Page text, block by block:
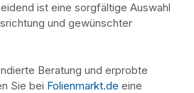
ist eine sorgfältige Auswahl
und gewünschter
Beratung und erprobte
Sie bei Folienmarkt.de eine